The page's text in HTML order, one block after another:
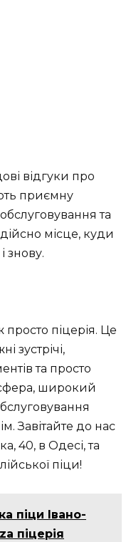
відгуки про
приємну
та
місце, куди
знову.
піцерія. Це
зустрічі,
та просто
широкий
Завітайте до нас
40, в Одесі, та
піци!
піци Івано-
піцерія